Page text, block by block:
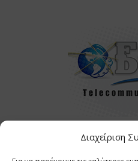
Διαχείριση
Η Εταιρεία